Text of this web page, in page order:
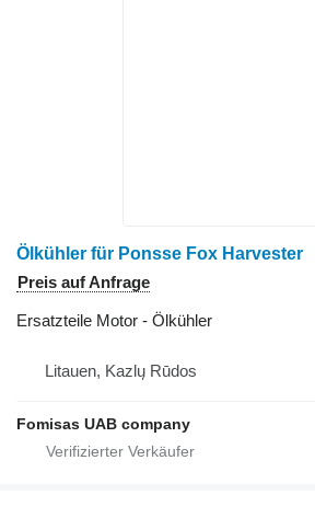
Ölkühler für Ponsse Fox Harvester
Preis auf Anfrage
Ersatzteile Motor - Ölkühler
Litauen, Kazlų Rūdos
Fomisas UAB company